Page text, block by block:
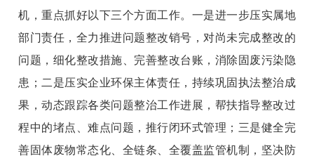
机，重点抓好以下三个方面工作。 一是进一步压实属地
部门责任，全力推进问题整改销号，对尚未完成整改的
问题，细化整改措施、完善整改台账，消除固废污染隐
患； 二是压实企业环保主体责任， 持续巩固执法整治成
果 ，动态跟踪各类问题整治工作进展，帮扶指导整改过
程中的堵点、难点问题，推行闭环式管理； 三是健全完
善固体废物常态化、全链条、全覆盖监管机制，坚决防